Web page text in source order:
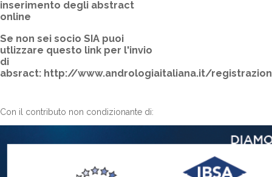
inserimento degli abstract
online
Se non sei socio SIA puoi
utlizzare questo link per l'invio
di
absract: http://www.andrologiaitaliana.it/
Con il contributo non condizionante di: